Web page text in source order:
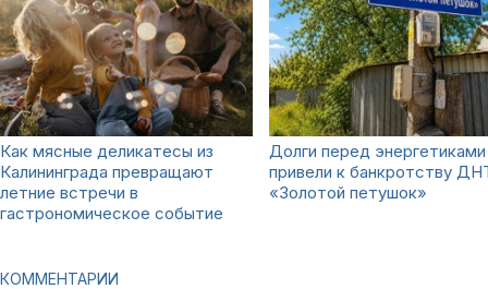
Как мясные деликатесы из
Калининграда превращают
летние встречи в
гастрономическое событие
Долги перед энергетиками
привели к банкротству
«Золотой петушок»
КОММЕНТАРИИ